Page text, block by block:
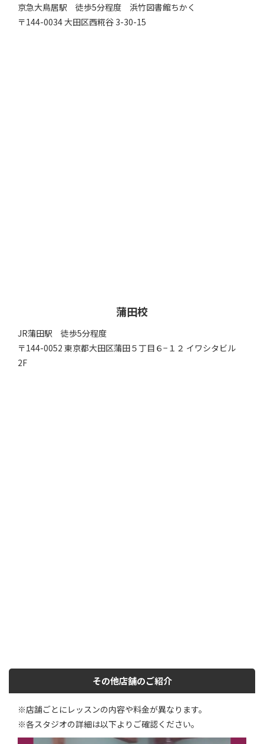
京急大鳥居駅 徒歩5分程度 浜竹図書館ちかく
〒144-0034 大田区⻄糀谷 3-30-15
蒲田校
JR蒲田駅 徒歩5分程度
〒144-0052 東京都大田区蒲田５丁目６−１２ イワシタビル
2F
その他店舗のご紹介
※店舗ごとにレッスンの内容や料金が異なります。
※各スタジオの詳細は以下よりご確認ください。